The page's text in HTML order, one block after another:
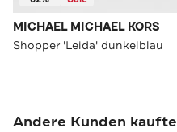
MICHAEL MICHAEL KORS
Shopper 'Leida' dunkelblau
Andere Kunden